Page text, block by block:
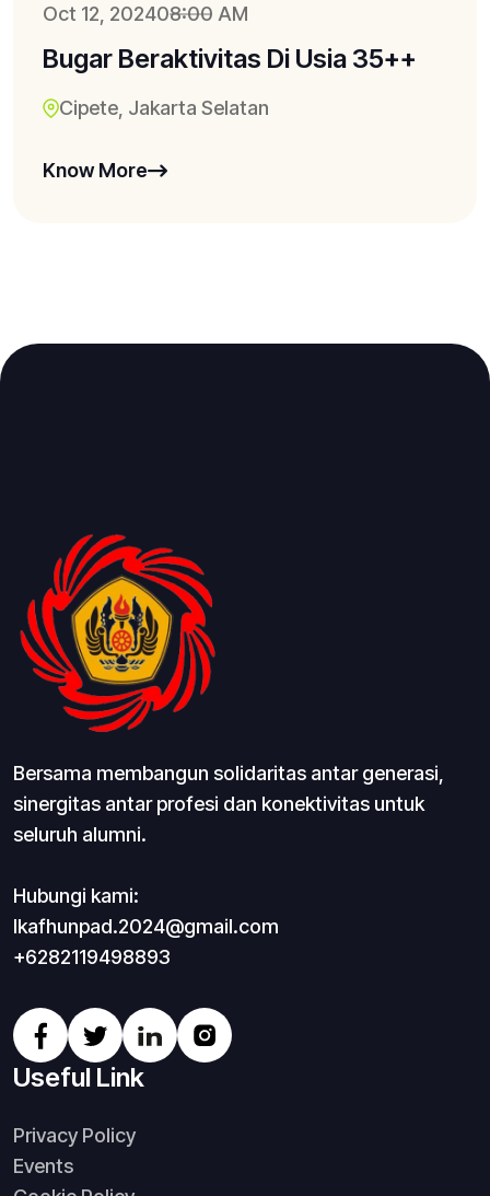
Oct 12, 202408:00 AM
Bugar Beraktivitas Di Usia 35++
Cipete, Jakarta Selatan
Know More
Bersama membangun solidaritas antar generasi,
sinergitas antar profesi dan konektivitas untuk
seluruh alumni.
Hubungi kami:
Ikafhunpad.2024@gmail.com
+6282119498893
Useful Link
Privacy Policy
Events